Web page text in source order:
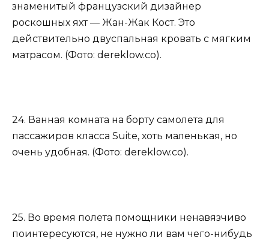
знаменитый французский дизайнер
роскошных яхт — Жан-Жак Кост. Это
действительно двуспальная кровать с мягким
матрасом. (Фото: dereklow.co).
24. Ванная комната на борту самолета для
пассажиров класса Suite, хоть маленькая, но
очень удобная. (Фото: dereklow.co).
25. Во время полета помощники ненавязчиво
поинтересуются, не нужно ли вам чего-нибудь